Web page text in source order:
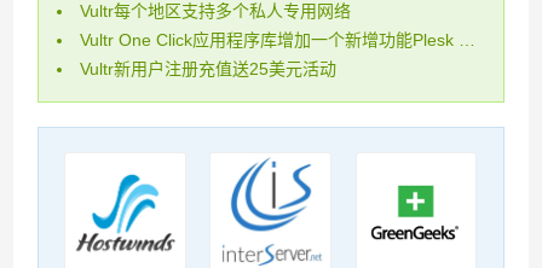
Vultr每个地区支持多个私人专用网络
Vultr One Click应用程序库增加一个新增功能Plesk Onyx
Vultr新用户注册充值送25美元活动